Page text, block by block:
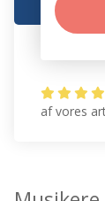
af vores